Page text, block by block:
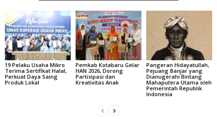
19 Pelaku Usaha Mikro
Terima Sertifikat Halal,
Perkuat Daya Saing
Produk Lokal
Pemkab Kotabaru Gelar
HAN 2026, Dorong
Partisipasi dan
Kreativitas Anak
Pangeran Hidayatullah,
Pejuang Banjar yang
Dianugerahi Bintang
Mahaputera Utama oleh
Pemerintah Republik
Indonesia